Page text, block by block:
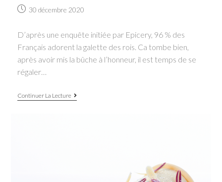
Post30 décembre 2020
D’après une enquête initiée par Epicery, 96 % des
Français adorent la galette des rois. Ca tombe bien,
après avoir mis la bûche à l’honneur, il est temps de se
régaler…
Continuer La Lecture
Galette